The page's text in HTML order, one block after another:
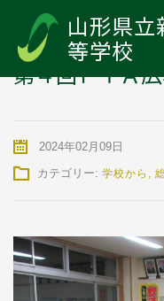
山形県
等学校
広報委員会 開催！
第４回ＰＴＡ
2024年02月09日
カテゴリー: 学校から ,